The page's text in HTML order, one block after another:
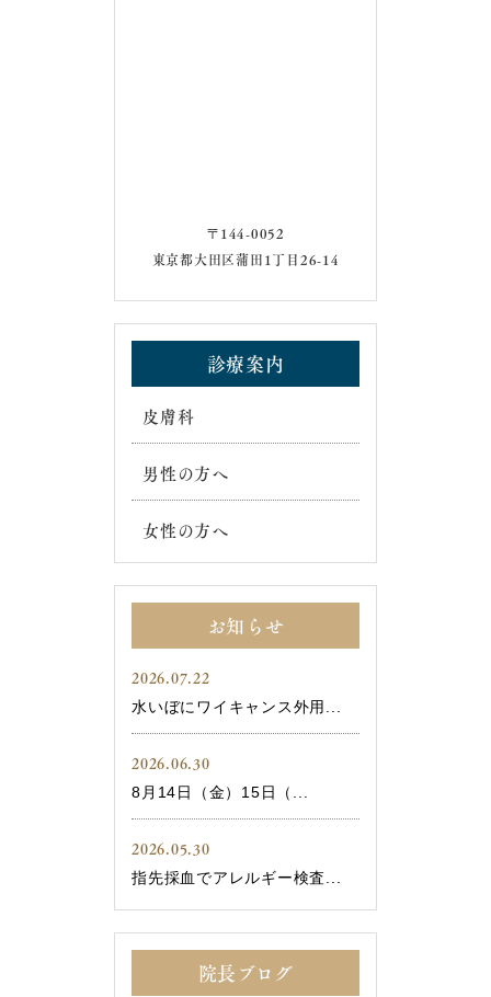
〒144-0052
東京都大田区蒲田1丁目26-14
診療案内
皮膚科
男性の方へ
女性の方へ
お知らせ
2026.07.22
水いぼにワイキャンス外用...
2026.06.30
8月14日（金）15日（...
2026.05.30
指先採血でアレルギー検査...
院長ブログ